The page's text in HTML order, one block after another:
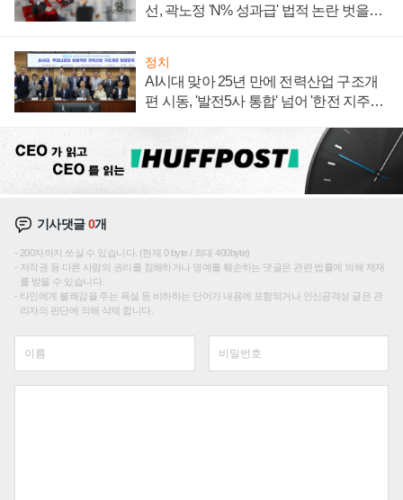
선, 곽노정 'N% 성과급' 법적 논란 벗을지
정치
AI시대 맞아 25년 만에 전력산업 구조개
편 시동, '발전5사 통합' 넘어 '한전 지주사'
기사댓글0개
200자까지 쓰실 수 있습니다. (현재 0 byte / 최대 400byte)
저작권 등 다른 사람의 권리를 침해하거나 명예를 훼손하는 댓글은 관련 법률에 의해 제재
를 받을 수 있습니다.
타인에게 불쾌감을 주는 욕설 등 비하하는 단어가 내용에 포함되거나 인신공격성 글은 관
리자의 판단에 의해 삭제 합니다.